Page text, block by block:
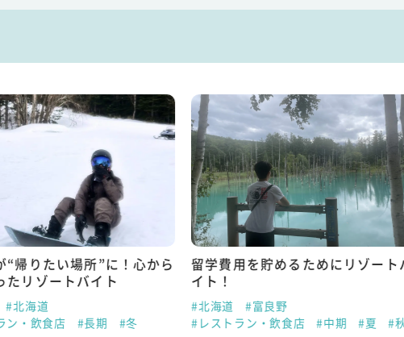
“帰りたい場所”に！心から
たリゾートバイト
#北海道
ン・飲食店
#長期 #冬
留学費用を貯めるためにリゾート
イト！
#北海道
#富良野
#レストラン・飲食店
#中期 #夏 #